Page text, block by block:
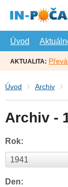
hlavní
Úvod
AKTUALITA:
Úvod Archiv
Archiv -
Rok:
Den: